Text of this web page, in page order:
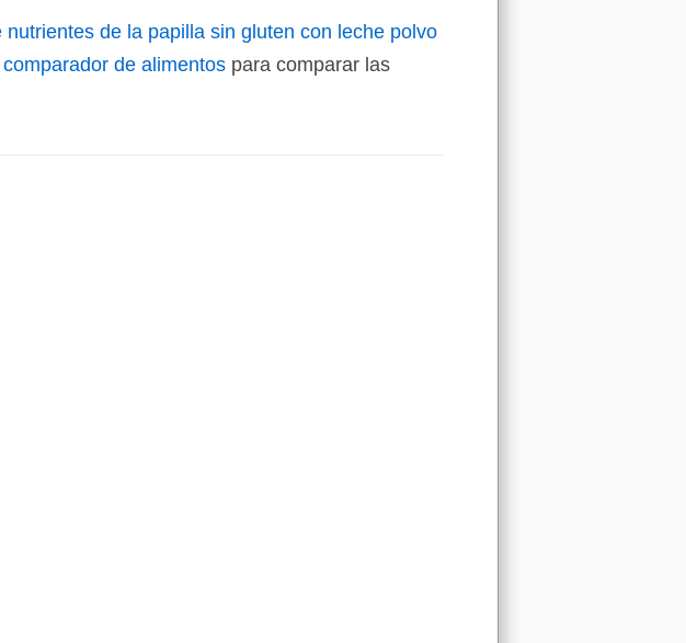
nutrientes de la papilla sin gluten con leche polvo
comparador de alimentos para comparar las